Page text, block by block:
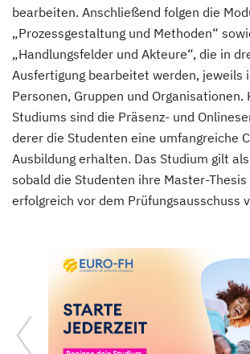
bearbeiten. Anschließend folgen die
„Prozessgestaltung und Methoden“
„Handlungsfelder und Akteure“, die in
Ausfertigung bearbeitet werden, jeweils
Personen, Gruppen und Organisationen.
Studiums sind die Präsenz- und
derer die Studenten eine umfangreiche
Ausbildung erhalten. Das Studium gilt
sobald die Studenten ihre Master-
erfolgreich vor dem Prüfungsausschuss